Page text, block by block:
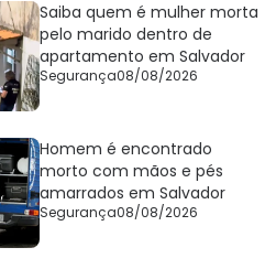
Saiba quem é mulher morta
pelo marido dentro de
apartamento em Salvador
Segurança08/08/2026
Homem é encontrado
morto com mãos e pés
amarrados em Salvador
Segurança08/08/2026